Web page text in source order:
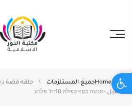
Open toolbar
Homeجميع المستلزمات
استيل -טבעת כסף כפולה 10יח’ פלדע